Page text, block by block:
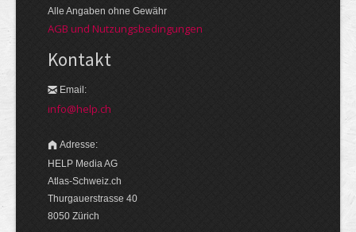
Alle Angaben ohne Gewähr
AGB und Nutzungsbedingungen
Kontakt
Email:
info@help.ch
Adresse:
HELP Media AG
Atlas-Schweiz.ch
Thurgauerstrasse 40
8050 Zürich